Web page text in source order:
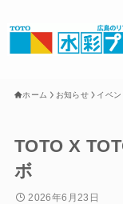
ホーム
お客様の声
ホーム お知らせ イベン
TOTO X
ボ
2026年6月23日